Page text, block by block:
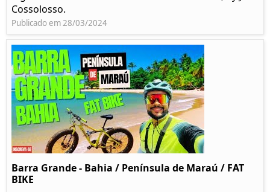
Cossolosso.
Publicado em 28/03/2024
Barra Grande - Bahia / Península de Maraú / FAT
BIKE